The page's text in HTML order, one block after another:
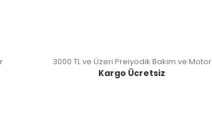
3000 TL ve Üzeri Preiyodik Bakım ve Motor
Kargo Ücretsiz